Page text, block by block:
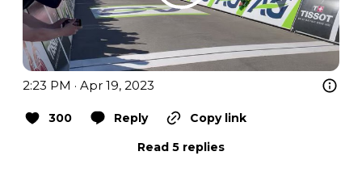
2:23 PM · Apr 19, 2023
300 Reply
Copy link
Read 5 replies